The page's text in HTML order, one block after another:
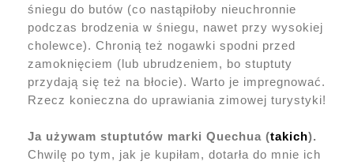
śniegu do butów (co nastąpiłoby nieuchronnie
podczas brodzenia w śniegu, nawet przy wysokiej
cholewce). Chronią też nogawki spodni przed
zamoknięciem (lub ubrudzeniem, bo stuptuty
przydają się też na błocie). Warto je impregnować.
Rzecz konieczna do uprawiania zimowej turystyki!
Ja używam stuptutów marki Quechua (takich).
Chwilę po tym, jak je kupiłam, dotarła do mnie ich